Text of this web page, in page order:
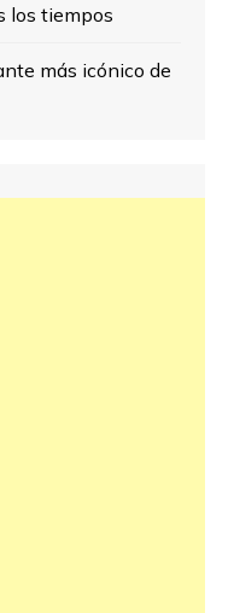
los tiempos
más icónico de